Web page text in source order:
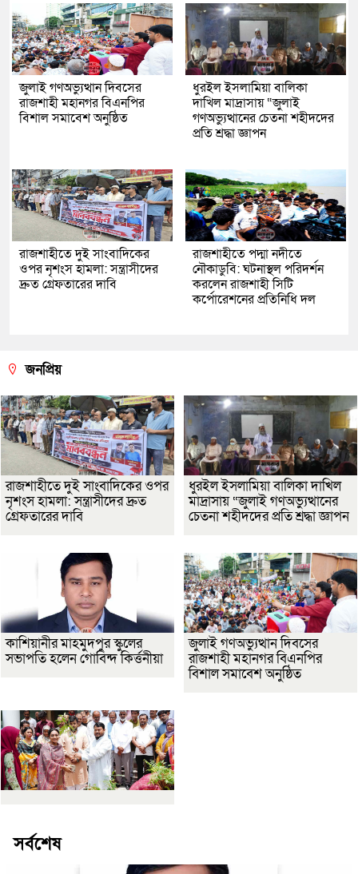
জুলাই গণঅভ্যুত্থান দিবসের
রাজশাহী মহানগর বিএনপির
বিশাল সমাবেশ অনুষ্ঠিত
ধুরইল ইসলামিয়া বালিকা
দাখিল মাদ্রাসায় “জুলাই
গণঅভ্যুত্থানের চেতনা শহীদদের
প্রতি শ্রদ্ধা জ্ঞাপন
রাজশাহীতে দুই সাংবাদিকের
ওপর নৃশংস হামলা: সন্ত্রাসীদের
দ্রুত গ্রেফতারের দাবি
রাজশাহীতে পদ্মা নদীতে
নৌকাডুবি: ঘটনাস্থল পরিদর্শন
করলেন রাজশাহী সিটি
কর্পোরেশনের প্রতিনিধি দল
জনপ্রিয়
রাজশাহীতে দুই সাংবাদিকের ওপর
নৃশংস হামলা: সন্ত্রাসীদের দ্রুত
গ্রেফতারের দাবি
ধুরইল ইসলামিয়া বালিকা দাখিল
মাদ্রাসায় “জুলাই গণঅভ্যুত্থানের
চেতনা শহীদদের প্রতি শ্রদ্ধা জ্ঞাপন
কাশিয়ানীর মাহমুদপুর স্কুলের
সভাপতি হলেন গোবিন্দ কির্ত্তনীয়া
জুলাই গণঅভ্যুত্থান দিবসের
রাজশাহী মহানগর বিএনপির
বিশাল সমাবেশ অনুষ্ঠিত
সর্বশেষ